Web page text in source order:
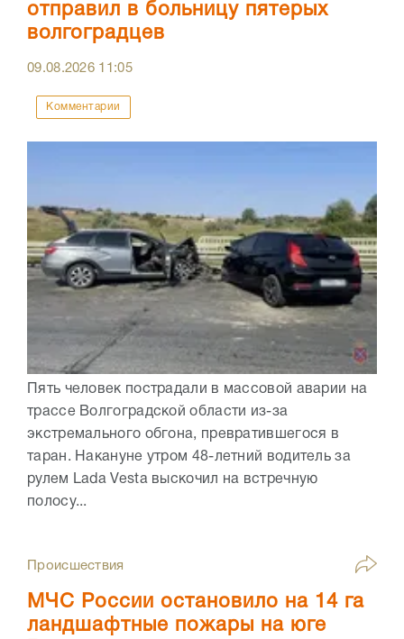
отправил в больницу пятерых
волгоградцев
09.08.2026 11:05
Комментарии
Пять человек пострадали в массовой аварии на
трассе Волгоградской области из-за
экстремального обгона, превратившегося в
таран. Накануне утром 48-летний водитель за
рулем Lada Vesta выскочил на встречную
полосу...
Происшествия
МЧС России остановило на 14 га
ландшафтные пожары на юге